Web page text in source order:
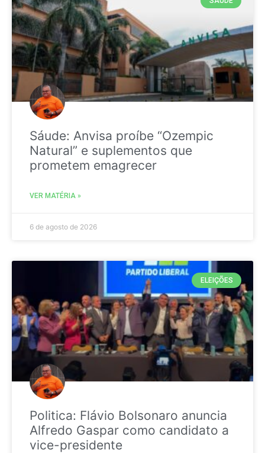
Sáude: Anvisa proíbe “Ozempic
Natural” e suplementos que
prometem emagrecer
VER MATÉRIA »
6 de agosto de 2026
ELEIÇÕES
Politica: Flávio Bolsonaro anuncia
Alfredo Gaspar como candidato a
vice-presidente